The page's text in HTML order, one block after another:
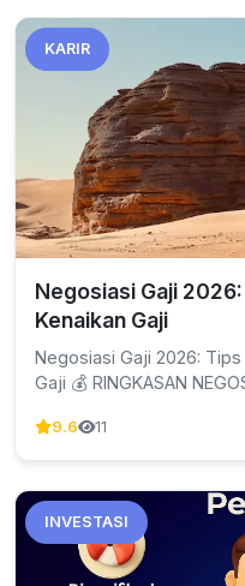
KARIR
Negosiasi Gaji
Kenaikan Gaji
Negosiasi Gaji 2026:
Gaji 💰 RINGKASAN
9.6 11
INVESTASI